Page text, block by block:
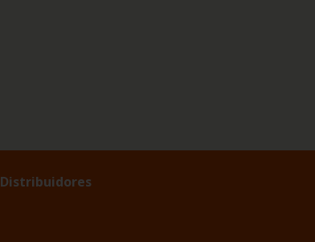
Distribuidores